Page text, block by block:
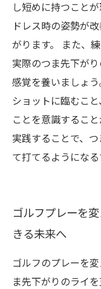
し短めに持つこと
ドレス時の姿勢が
がります。 また、
実際のつま先下が
感覚を養いましょ
ショットに臨むこ
ことを意識するこ
実践することで、
て打てるようになる
ゴルフプレーを
きる未来へ
ゴルフのプレーを
ま先下がりのライ